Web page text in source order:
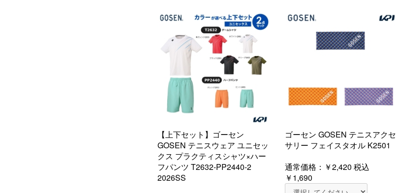
【上下セット】ゴーセン
GOSEN テニスウェア ユニセッ
クス プラクティスシャツ×ハー
フパンツ T2632-PP2440-2
2026SS
ゴーセン GOSEN テニスアクセ
サリー フェイスタオル K2501
通常価格： ￥2,420 税込
￥1,690